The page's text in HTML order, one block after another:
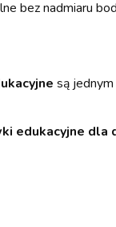
bez nadmiaru
są
edukacyjne dla